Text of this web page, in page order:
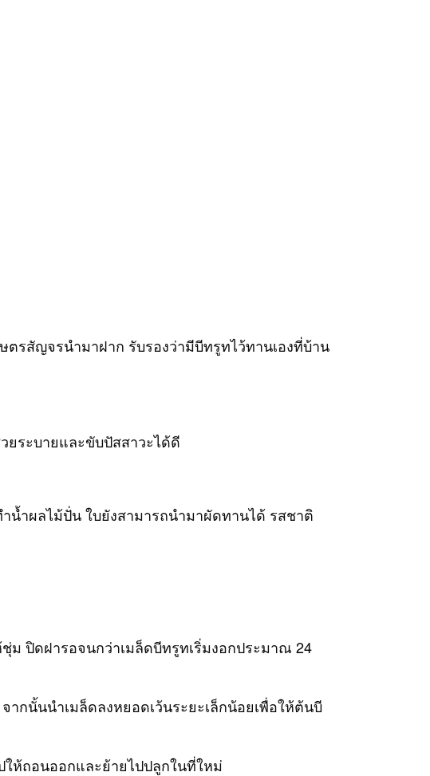
รสัญจรนำมาฝาก รับรองว่ามีบีทรูทไว้ทานเองที่บ้าน
ยระบายและขับปัสสาวะได้ดี
ำผลไม้ปั่น ใบยังสามารถนำมาผัดทานได้ รสชาติ
ปิดฝารอจนกว่าเมล็ดบีทรูทเริ่มงอกประมาณ 24
กนั้นนำเมล็ดลงหยอดเว้นระยะเล็กน้อยเพื่อให้ต้นบี
ห้ถอนออกและย้ายไปปลูกในที่ใหม่